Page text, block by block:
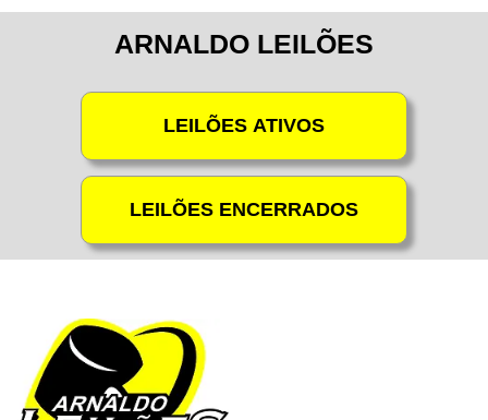
ARNALDO LEILÕES